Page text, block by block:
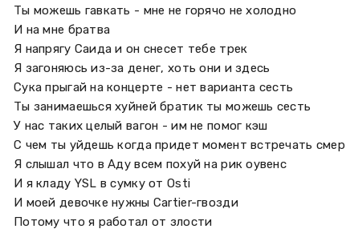
Ты можешь гавкать - мне не горячо не холодно
И на мне братва
Я напрягу Саида и он снесет тебе трек
Я загоняюсь из-за денег, хоть они и здесь
Сука прыгай на концерте - нет варианта сесть
Ты занимаешься хуйней братик ты можешь сесть
У нас таких целый вагон - им не помог кэш
С чем ты уйдешь когда придет момент встречать
Я слышал что в Аду всем похуй на рик оувенс
И я кладу YSL в сумку от Osti
И моей девочке нужны Cartier-гвозди
Потому что я работал от злости